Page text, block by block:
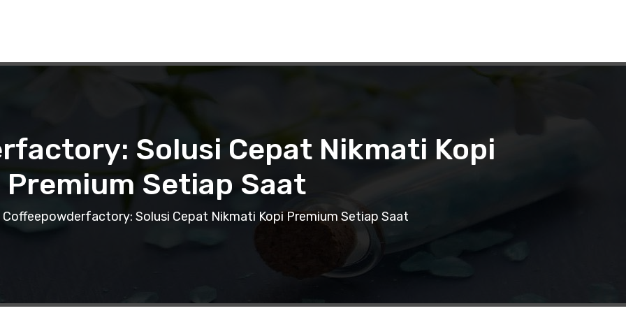
Solusi Cepat Nikmati Kopi
Premium Setiap Saat
Coffeepowderfactory: Solusi Cepat Nikmati Kopi Premium Setiap Saat